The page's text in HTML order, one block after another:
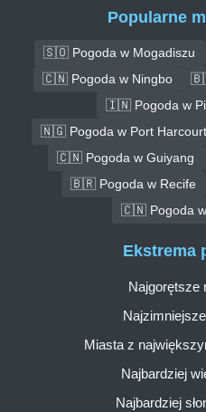
Popularne
🇸🇴 Pogoda w Mogadiszu
🇨🇳 Pogoda w Ningbo
🇮🇳 Pogoda w
🇳🇬 Pogoda w Port Harcourt
🇨🇳 Pogoda w Guiyang
🇧🇷 Pogoda w Recife
🇨🇳 Pogoda w
Ekstrema
Najgorętsze
Miasta z
Najbardziej
Najbardziej